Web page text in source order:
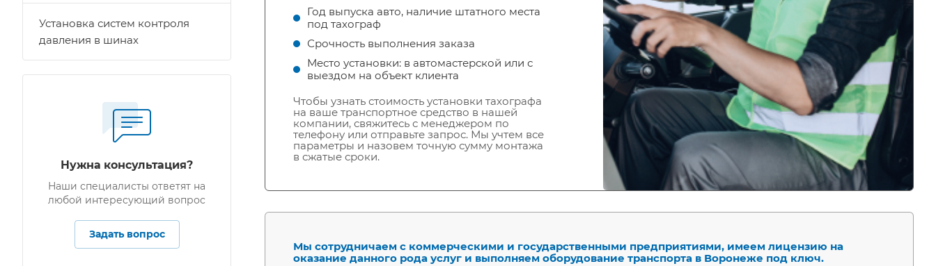
Год выпуска авто, наличие штатного места
под тахограф
Срочность выполнения заказа
Место установки: в автомастерской или с
выездом на объект клиента
Чтобы узнать стоимость установки тахографа
на ваше транспортное средство в нашей
компании, свяжитесь с менеджером по
телефону или отправьте запрос. Мы учтем все
параметры и назовем точную сумму монтажа
в сжатые сроки.
Мы сотрудничаем с коммерческими и государственными предприятиями, имеем лицензию на
оказание данного рода услуг и выполняем оборудование транспорта в Воронеже под ключ.
Установка систем контроля
давления в шинах
Нужна консультация?
Наши специалисты ответят на
любой интересующий вопрос
Задать вопрос